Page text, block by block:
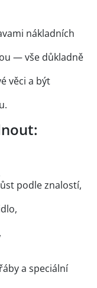
nákladních
— vše důkladně
věci a být
podle znalostí,
a speciální